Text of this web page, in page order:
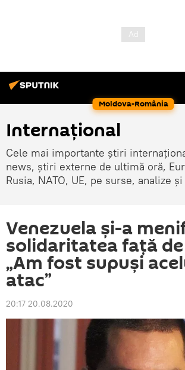
Moldova-România
Internaţional
Cele mai importante știri
news, știri externe de ultimă oră,
Rusia, NATO, UE, pe surse, analize
Venezuela şi-a
solidaritatea faţă
„Am fost supuşi
atac”
20:17 20.08.2020